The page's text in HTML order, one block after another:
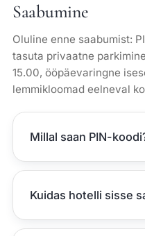
Saabumine
Oluline enne saabumist:
tasuta privaatne
15.00, ööpäevaringne
lemmikloomad eelneval
Millal saan PIN-
Kuidas hotelli sisse